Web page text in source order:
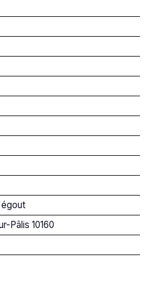
Pâlis 10160